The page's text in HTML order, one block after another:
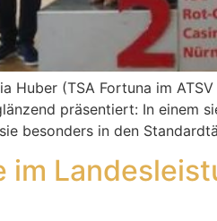
Huber (TSA Fortuna im
präsentiert: In einem
besonders in den
im